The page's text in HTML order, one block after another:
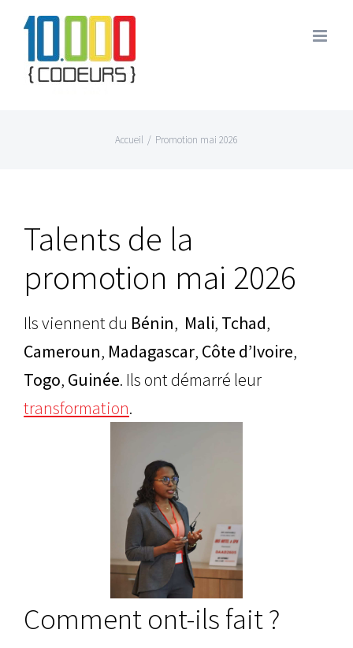
Passer
contenu
Accueil / Promotion mai 2026
Talents de la
promotion mai 2026
Ils viennent du Bénin, Mali, Tchad,
Cameroun, Madagascar, Côte d’Ivoire,
Togo, Guinée. Ils ont démarré leur
transformation.
Comment ont-ils fait ?